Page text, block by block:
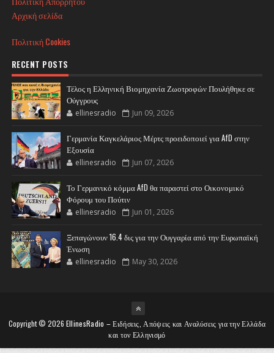
Αρχική σελίδα
Πολιτική Cookies
RECENT POSTS
Τέλος η Ελληνική Βιομηχανία Ζωοτροφών Πουλήθηκε σε
Ούγγρους
ellinesradio Jun 09, 2026
Γερμανία Καγκελάριος Μέρτς προειδοποιεί για AfD στην
Εξουσία
ellinesradio Jun 07, 2026
Το Γερμανικό κόμμα AfD θα παραστεί στο Οικονομικό
Φόρουμ του Πούτιν
ellinesradio Jun 01, 2026
Ξεπαγώνουν 16.4 δις για την Ουγγαρία από την Ευρωπαϊκή
Ένωση
ellinesradio May 30, 2026
Copyright © 2026 EllinesRadio – Ειδήσεις, Απόψεις και Αναλύσεις για την Ελλάδα
και τον Ελληνισμό